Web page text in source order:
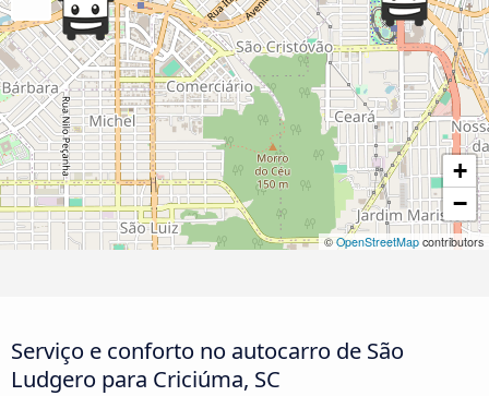
+
−
©OpenStreetMap contributors
Serviço e conforto no autocarro de São
Ludgero para Criciúma, SC